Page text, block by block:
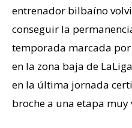
entrenador bilbaíno
conseguir la
temporada marcada
en la zona baja de
en la última jornada
broche a una etapa